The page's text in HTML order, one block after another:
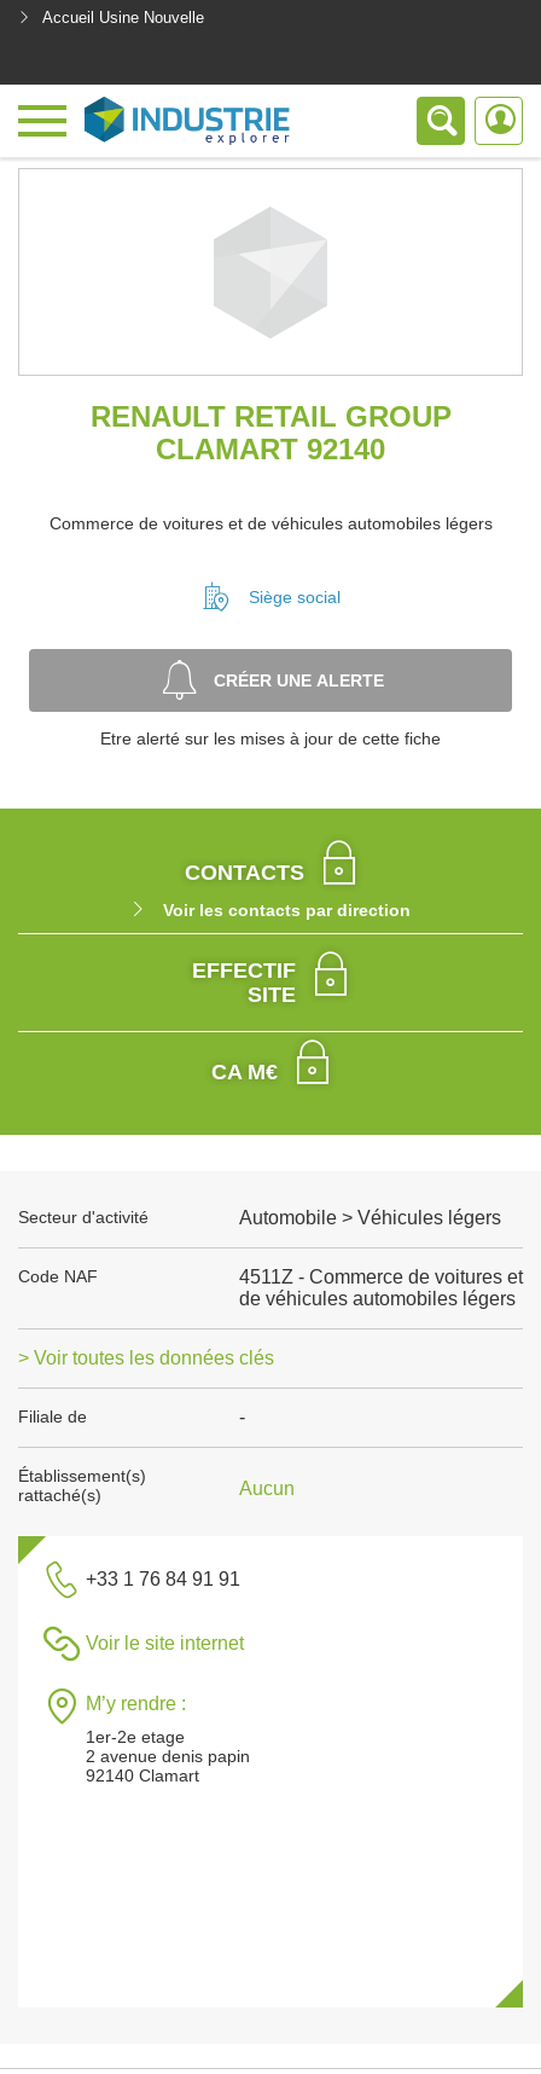
Accueil Usine Nouvelle
RENAULT RETAIL GROUP
CLAMART 92140
Commerce de voitures et de véhicules automobiles légers
Siège social
CRÉER UNE ALERTE
Etre alerté sur les mises à jour de cette fiche
CONTACTS
Voir les contacts par direction
EFFECTIF
SITE
CA M€
Secteur d'activité Automobile > Véhicules légers
Code NAF
4511Z - Commerce de voitures et
de véhicules automobiles légers
> Voir toutes les données clés
Filiale de -
Établissement(s)
rattaché(s)
Aucun
+33 1 76 84 91 91
Voir le site internet
M’y rendre :
1er-2e etage
2 avenue denis papin
92140 Clamart